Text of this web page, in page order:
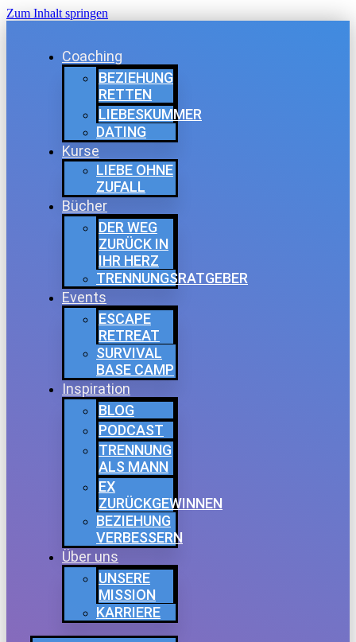
Zum Inhalt springen
Coaching
BEZIEHUNG
RETTEN
LIEBESKUMMER
DATING
Kurse
LIEBE OHNE
ZUFALL
Bücher
DER WEG
ZURÜCK IN
IHR HERZ
TRENNUNGSRATGEBER
Events
ESCAPE
RETREAT
SURVIVAL
BASE CAMP
Inspiration
BLOG
PODCAST
TRENNUNG
ALS MANN
EX
ZURÜCKGEWINNEN
BEZIEHUNG
VERBESSERN
Über uns
UNSERE
MISSION
KARRIERE